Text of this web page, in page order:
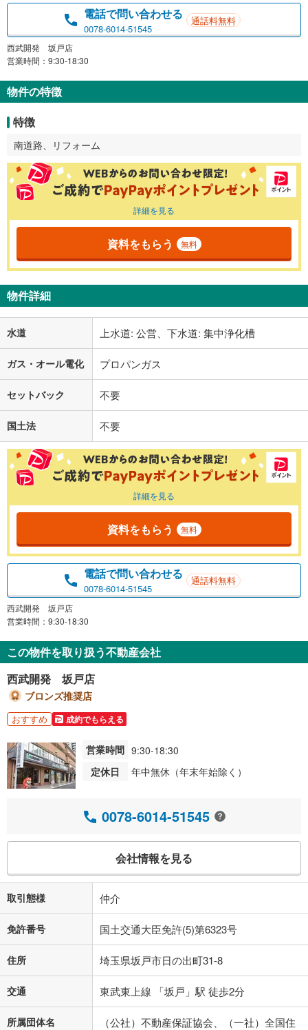
電話で問い合わせる
0078-6014-51545
通話料無料
西武開発 坂戸店
営業時間：9:30-18:30
物件の特徴
特徴
南道路、リフォーム
詳細を見る
資料をもらう 無料
物件詳細
水道 上水道: 公営、下水道: 集中浄化槽
ガス・オール電化 プロパンガス
セットバック 不要
国土法 不要
詳細を見る
資料をもらう 無料
電話で問い合わせる
0078-6014-51545
通話料無料
西武開発 坂戸店
営業時間：9:30-18:30
この物件を取り扱う不動産会社
西武開発 坂戸店
ブロンズ推奨店
おすすめ 成約でもらえる
営業時間 9:30-18:30
定休日
年中無休（年末年始除く）
0078-6014-51545
会社情報を見る
取引態様 仲介
免許番号 国土交通大臣免許(5)第6323号
住所 埼玉県坂戸市日の出町31-8
交通 東武東上線 「坂戸」駅 徒歩2分
所属団体名
（公社）不動産保証協会、（一社）全国住